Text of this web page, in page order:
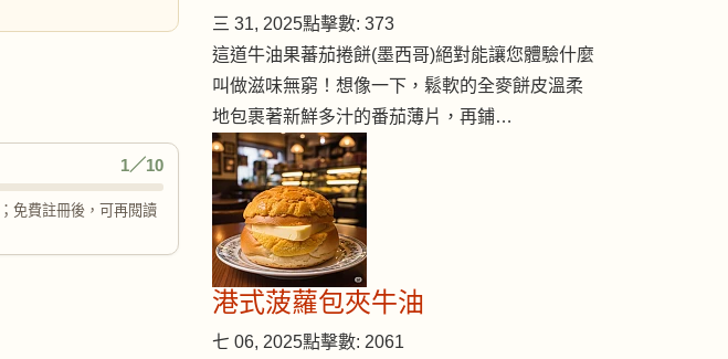
1／10
；免費註冊後，可再閱讀
三 31, 2025點擊數: 373
這道牛油果蕃茄捲餅(墨西哥)絕對能讓您體驗什麼
叫做滋味無窮！想像一下，鬆軟的全麥餅皮溫柔
地包裹著新鮮多汁的番茄薄片，再鋪…
港式菠蘿包夾牛油
七 06, 2025點擊數: 2061